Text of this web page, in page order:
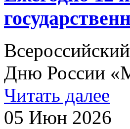
Дню России
Читать далее
05 Июн 2026